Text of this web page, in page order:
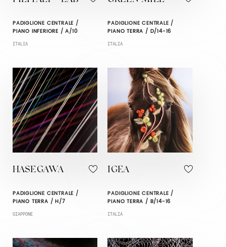
PADIGLIONE CENTRALE /
PIANO INFERIORE / A/10
ITALIA
PADIGLIONE CENTRALE /
PIANO TERRA / D/14-16
ITALIA
HASEGAWA
PADIGLIONE CENTRALE /
PIANO TERRA / H/7
GIAPPONE
IGEA
PADIGLIONE CENTRALE /
PIANO TERRA / B/14-16
ITALIA